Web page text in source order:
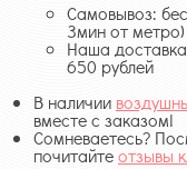
Самовывоз:
3мин от метро)
Наша
650 рублей
В наличии
вместе с заказом!
Сомневаетесь?
почитайтеотзывы